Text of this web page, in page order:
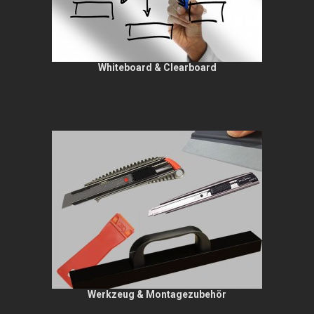
Whiteboard & Clearboard
Werkzeug & Montagezubehör